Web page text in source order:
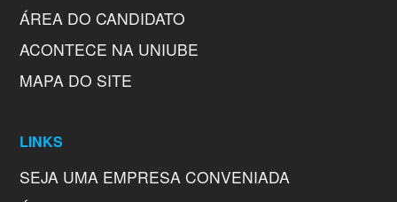
ÁREA DO CANDIDATO
ACONTECE NA UNIUBE
MAPA DO SITE
LINKS
SEJA UMA EMPRESA CONVENIADA